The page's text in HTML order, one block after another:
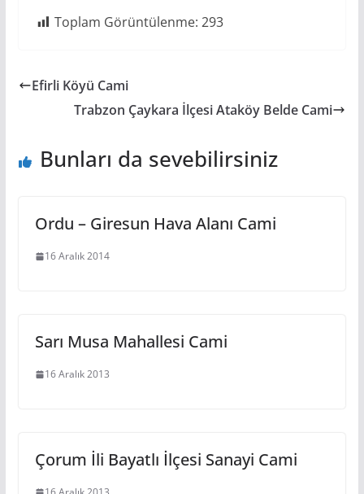
Toplam Görüntülenme: 293
Efirli Köyü Cami
Trabzon Çaykara İlçesi Ataköy Belde Cami
Bunları da sevebilirsiniz
Ordu – Giresun Hava Alanı Cami
16 Aralık 2014
Sarı Musa Mahallesi Cami
16 Aralık 2013
Çorum İli Bayatlı İlçesi Sanayi Cami